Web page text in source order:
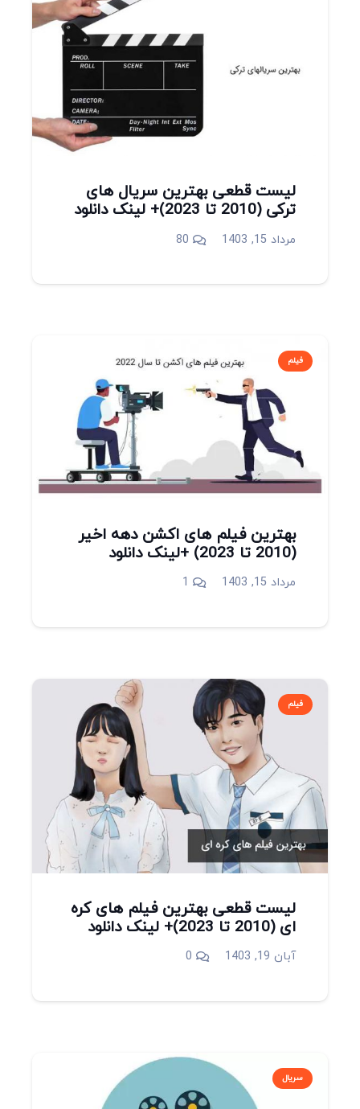
لیست قطعی بهترین سریال های
ترکی (2010 تا 2023)+ لینک دانلود
مرداد 15, 1403 80دیدگاه
فیلم
بهترین فیلم های اکشن دهه اخیر
(2010 تا 2023) +لینک دانلود
مرداد 15, 1403 1
فیلم
لیست قطعی بهترین فیلم های کره
ای (2010 تا 2023)+ لینک دانلود
آبان 19, 1403 0
سریال